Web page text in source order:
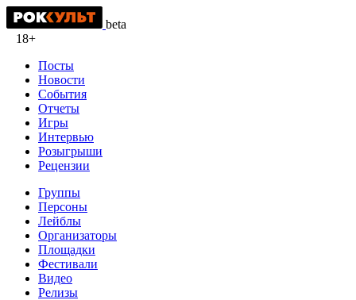
beta
18+
Посты
Новости
События
Отчеты
Игры
Интервью
Розыгрыши
Рецензии
Группы
Персоны
Лейблы
Организаторы
Площадки
Фестивали
Видео
Релизы